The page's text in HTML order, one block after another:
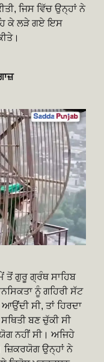
ਜਿਸ ਵਿੱਚ ਉਨ੍ਹਾਂ ਨੇ
ਕੇ ਲੜੇ ਗਏ ਇਸ
ਤੋਂ ਗੁਰੂ ਗ੍ਰੰਥ ਸਾਹਿਬ
ਨੂੰ ਗਹਿਰੀ ਸੱਟ
ਸੀ, ਤਾਂ ਹਿਰਦਾ
ਬਣ ਚੁੱਕੀ ਸੀ
ਨਹੀਂ ਸੀ। ਅਜਿਹੇ
ਜ਼ਿਕਰਯੋਗ ਉਨ੍ਹਾਂ ਨੇ